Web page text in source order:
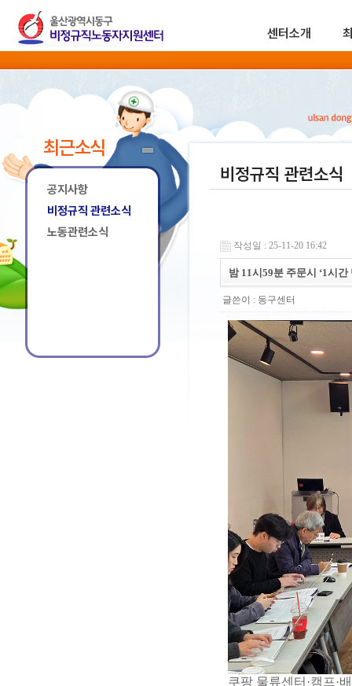
센터소개
최근소식
공지사항
비정규직 관련소식
노동관련소식
비정규직 관련소식
작성일 : 25-11-20 16:42
밤 11시59분 주문시 ‘1시
글쓴이 : 동구센터
쿠팡 물류센터·캠프·